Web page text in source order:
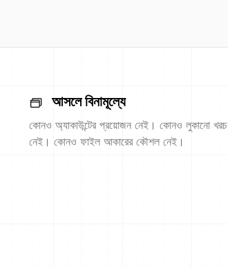
আসলে বিনামূল্যে
কোনও অ্যাকাউন্টের প্রয়োজন নেই। কোনও লুকানো খরচ
নেই। কোনও ফাইল আকারের কৌশল নেই।